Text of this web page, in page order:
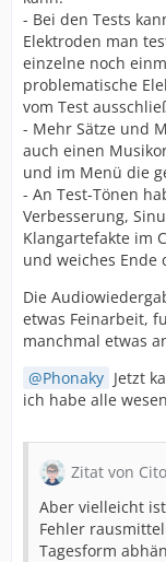
- Bei den Tests
Elektroden man
einzelne noch
problematische
vom Test
- Mehr Sätze und
auch einen
und im Menü die
- An Test-Tönen
Verbesserung,
Klangartefakte im
und weiches Ende
Die
etwas Feinarbeit,
manchmal etwas
Phonaky Jetzt
ich habe alle
Zitat von Cito
Aber vielleicht
Fehler
Tagesform